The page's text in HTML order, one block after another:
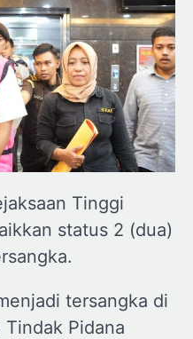
Tinggi
status 2 (dua)
tersangka di
Pidana